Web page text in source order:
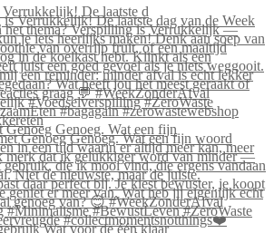
De laatste d
Genoeg. Wat een fijn
Wat voor de één klaar